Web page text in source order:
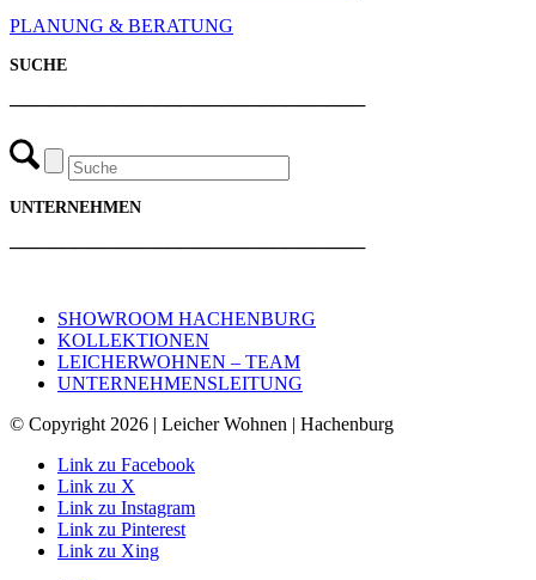
PLANUNG & BERATUNG
SUCHE
───────────────────────────
UNTERNEHMEN
───────────────────────────
SHOWROOM HACHENBURG
KOLLEKTIONEN
LEICHERWOHNEN – TEAM
UNTERNEHMENSLEITUNG
© Copyright 2026 | Leicher Wohnen | Hachenburg
Link zu Facebook
Link zu X
Link zu Instagram
Link zu Pinterest
Link zu Xing